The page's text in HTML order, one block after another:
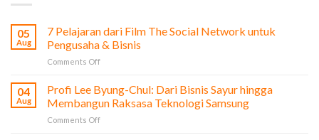
05
Aug
7 Pelajaran dari Film The Social Network untuk
Pengusaha & Bisnis
Comments Offon
Pelajaran
dari
Film
The
04
Aug
Profi Lee Byung-Chul: Dari Bisnis Sayur hingga
Membangun Raksasa Teknologi Samsung
Comments Offon